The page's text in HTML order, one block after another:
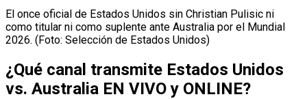
El once oficial de Estados Unidos sin Christian Pulisic ni
como titular ni como suplente ante Australia por el Mundial
2026. (Foto: Selección de Estados Unidos)
¿Qué canal transmite Estados Unidos
vs. Australia EN VIVO y ONLINE?